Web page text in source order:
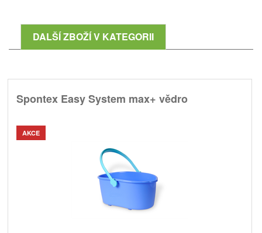
DALŠÍ ZBOŽÍ V KATEGORII
Spontex Easy System max+ vědro
AKCE